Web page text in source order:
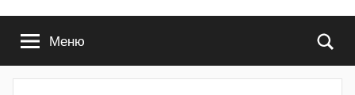
Меню